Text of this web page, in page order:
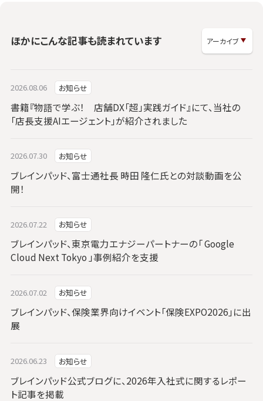
ほかにこんな記事も読まれています
2026.08.06 お知らせ
書籍『物語で学ぶ！ 店舗DX「超」実践ガイド』にて、当社の
「店長支援AIエージェント」が紹介されました
2026.07.30 お知らせ
ブレインパッド、富士通社長 時田 隆仁氏との対談動画を公
開！
2026.07.22 お知らせ
ブレインパッド、東京電力エナジーパートナーの「 Google
Cloud Next Tokyo 」事例紹介を支援
2026.07.02 お知らせ
ブレインパッド、保険業界向けイベント「保険EXPO2026」に出
展
2026.06.23 お知らせ
ブレインパッド公式ブログに、2026年入社式に関するレポー
ト記事を掲載